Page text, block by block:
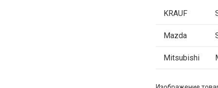
KRAUF
Mazda
Mitsubishi